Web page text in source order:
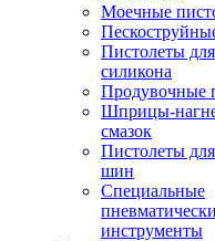
Моечные
Пистолеты
силикона
Продувочные
Шприцы-
смазок
Пистолеты
шин
Специальные
инструменты